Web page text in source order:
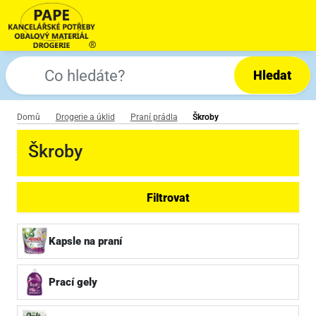
Hledat
Domů Drogerie a úklid Praní prádla Škroby
Škroby
Filtrovat
Kapsle na praní
Prací gely